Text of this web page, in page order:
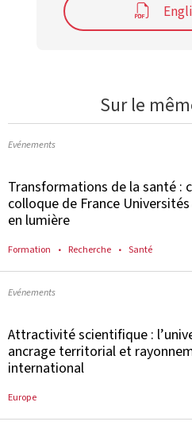
Sur le
Evénements
Transformations de la santé :
colloque de France
en lumière
Formation Recherche Santé
Evénements
Attractivité scientifique :
ancrage territorial et
international
Europe